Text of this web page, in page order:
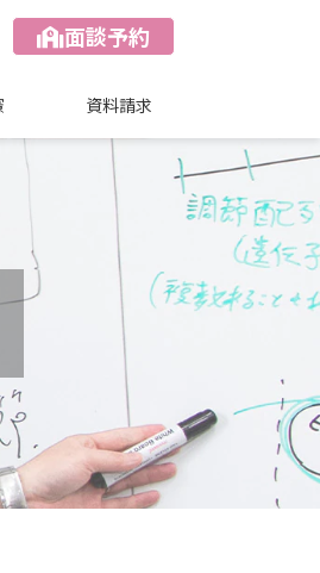
面談予約
資料請求